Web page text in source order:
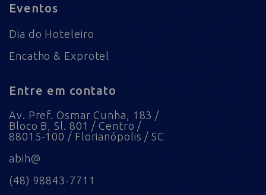
Eventos
Dia do Hoteleiro
Encatho & Exprotel
Entre em contato
Av. Pref. Osmar Cunha, 183 /
Bloco B, Sl. 801 / Centro /
88015-100 / Florianópolis / SC
abih@
(48) 98843-7711